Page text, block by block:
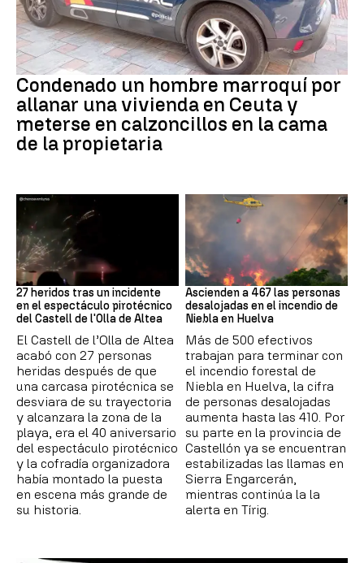
Ceuta
Condenado un hombre marroquí por
allanar una vivienda en Ceuta y
meterse en calzoncillos en la cama
de la propietaria
Incidente
27 heridos tras un incidente
en el espectáculo pirotécnico
del Castell de l'Olla de Altea
El Castell de l’Olla de Altea
acabó con 27 personas
heridas después de que
una carcasa pirotécnica se
desviara de su trayectoria
y alcanzara la zona de la
playa, era el 40 aniversario
del espectáculo pirotécnico
y la cofradía organizadora
había montado la puesta
en escena más grande de
su historia.
Incendio
Ascienden a 467 las personas
desalojadas en el incendio de
Niebla en Huelva
Más de 500 efectivos
trabajan para terminar con
el incendio forestal de
Niebla en Huelva, la cifra
de personas desalojadas
aumenta hasta las 410. Por
su parte en la provincia de
Castellón ya se encuentran
estabilizadas las llamas en
Sierra Engarcerán,
mientras continúa la la
alerta en Tírig.